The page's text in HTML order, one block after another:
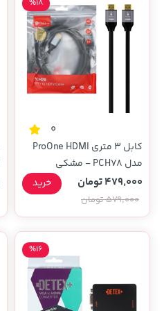
0
کابل 3 متری ProOne HDMI
مدل PCH78 - مشکی
%18
479,000 تومان
579,000 تومان
خرید
%16